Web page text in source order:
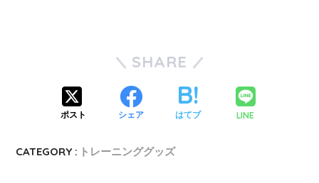
SHARE
ポスト シェア はてブ LINE
CATEGORY : トレーニンググッズ